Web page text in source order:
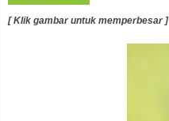
[ Klik gambar untuk memperbesar ]